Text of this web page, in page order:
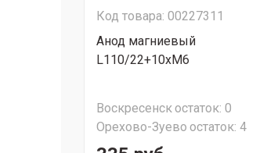
Код товара: 00227311
Анод магниевый
L110/22+10хМ6
Воскресенскостаток: 0
Орехово-Зуево остаток: 4